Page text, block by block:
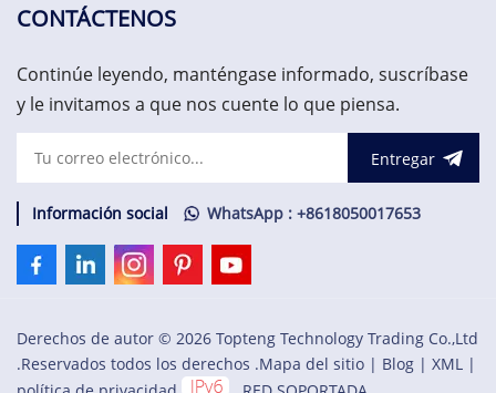
de la semana para ayudarlo
críticos, contáctenos.
disponible las 24 horas del
día, los 7 días de la semana
repuestos críticos,
CONTÁCTENOS
Continúe leyendo, manténgase informado, suscríbase
y le invitamos a que nos cuente lo que piensa.
Entregar
Información social WhatsApp : +8618050017653
Derechos de autor © 2026 Topteng Technology Trading Co.,Ltd
.Reservados todos los derechos .Mapa del sitio | Blog | XML |